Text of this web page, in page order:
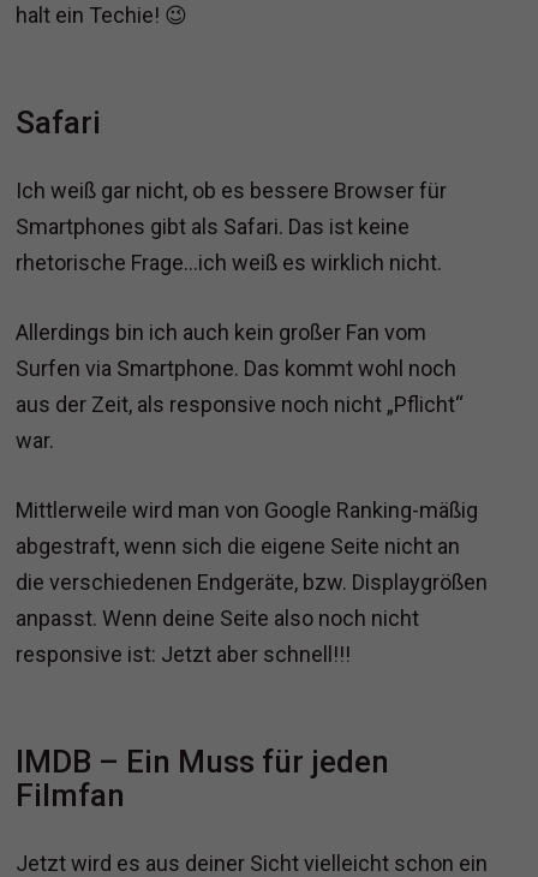
halt ein Techie! 😉
Safari
Ich weiß gar nicht, ob es bessere Browser für
Smartphones gibt als Safari. Das ist keine
rhetorische Frage…ich weiß es wirklich nicht.
Allerdings bin ich auch kein großer Fan vom
Surfen via Smartphone. Das kommt wohl noch
aus der Zeit, als responsive noch nicht „Pflicht“
war.
Mittlerweile wird man von Google Ranking-mäßig
abgestraft, wenn sich die eigene Seite nicht an
die verschiedenen Endgeräte, bzw. Displaygrößen
anpasst. Wenn deine Seite also noch nicht
responsive ist: Jetzt aber schnell!!!
IMDB – Ein Muss für jeden
Filmfan
Jetzt wird es aus deiner Sicht vielleicht schon ein